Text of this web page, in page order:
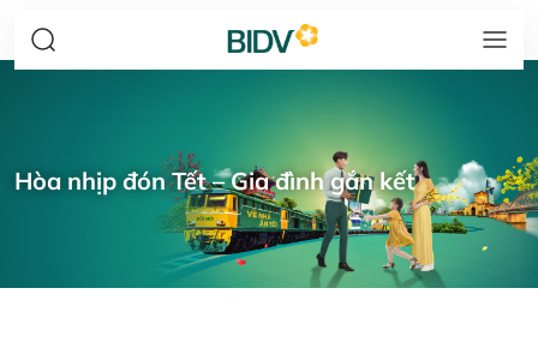
Hòa nhịp đón Tết – Gia đình gắn kết